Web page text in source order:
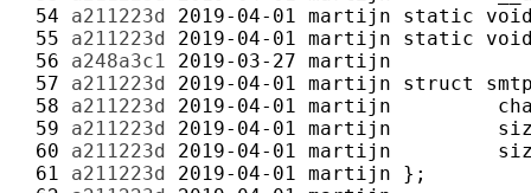
54 a211223d 2019-04-01 martijn
55 a211223d 2019-04-01 martijn
56 a248a3c1 2019-03-27 martijn
57 a211223d 2019-04-01 martijn
58 a211223d 2019-04-01 martijn
59 a211223d 2019-04-01 martijn
60 a211223d 2019-04-01 martijn
61 a211223d 2019-04-01 martijn